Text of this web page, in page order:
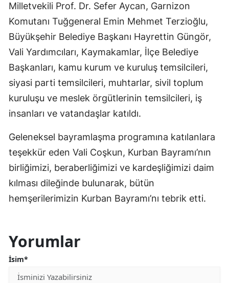
Milletvekili Prof. Dr. Sefer Aycan, Garnizon
Komutanı Tuğgeneral Emin Mehmet Terzioğlu,
Büyükşehir Belediye Başkanı Hayrettin Güngör,
Vali Yardımcıları, Kaymakamlar, İlçe Belediye
Başkanları, kamu kurum ve kuruluş temsilcileri,
siyasi parti temsilcileri, muhtarlar, sivil toplum
kuruluşu ve meslek örgütlerinin temsilcileri, iş
insanları ve vatandaşlar katıldı.
Geleneksel bayramlaşma programına katılanlara
teşekkür eden Vali Coşkun, Kurban Bayramı’nın
birliğimizi, beraberliğimizi ve kardeşliğimizi daim
kılması dileğinde bulunarak, bütün
hemşerilerimizin Kurban Bayramı’nı tebrik etti.
Yorumlar
İsim*